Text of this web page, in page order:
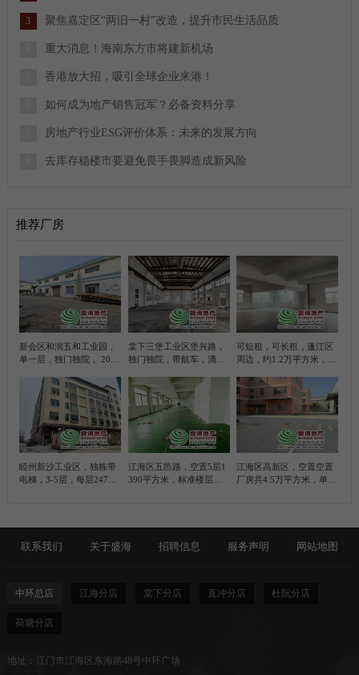
3 聚焦嘉定区“两旧一村”改造，提升市民生活品质
重大消息！海南东方市将建新机场
香港放大招，吸引全球企业来港！
如何成为地产销售冠军？必备资料分享
房地产行业ESG评价体系：未来的发展方向
去库存稳楼市要避免畏手畏脚造成新风险
推荐厂房
新会区和润五和工业园，
单一层，独门独院， 2000
平方米办公室
棠下三堡工业区堡兴路，
独门独院，带航车，滴水
厂房
可短租，可长租，蓬江区
周边，约1.2万平方米，带
睦州新沙工业区，独栋带
电梯，3-5层，每层2470
江海区五邑路，空置5层1
390平方米，标准楼层厂
江海区高新区，空置空置
厂房共4.5万平方米，单一
联系我们 关于盛海 招聘信息 服务声明 网站地图
中环总店 江海分店 棠下分店 直冲分店 杜阮分店
荷塘分店
地址：江门市江海区东海路48号中环广场